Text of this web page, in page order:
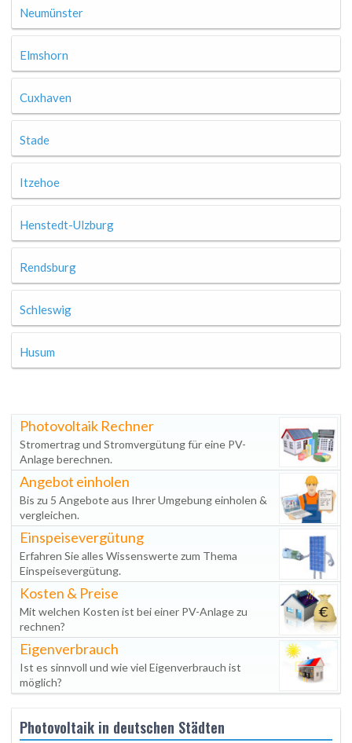
Neumünster
Elmshorn
Cuxhaven
Stade
Itzehoe
Henstedt-Ulzburg
Rendsburg
Schleswig
Husum
Photovoltaik Rechner
Stromertrag und Stromvergütung für eine PV-
Anlage berechnen.
Angebot einholen
Bis zu 5 Angebote aus Ihrer Umgebung einholen &
vergleichen.
Einspeisevergütung
Erfahren Sie alles Wissenswerte zum Thema
Einspeisevergütung.
Kosten & Preise
Mit welchen Kosten ist bei einer PV-Anlage zu
rechnen?
Eigenverbrauch
Ist es sinnvoll und wie viel Eigenverbrauch ist
möglich?
Photovoltaik in deutschen Städten